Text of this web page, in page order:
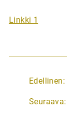
Linkki 1
A
t
Edellinen:
Seuraava: